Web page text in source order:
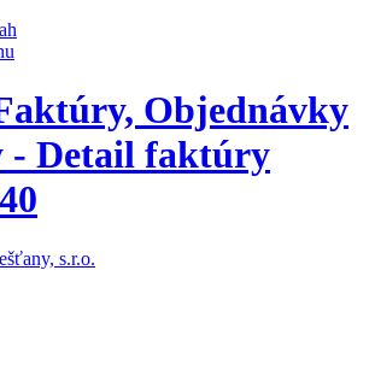
Objednávky
- Detail faktúry